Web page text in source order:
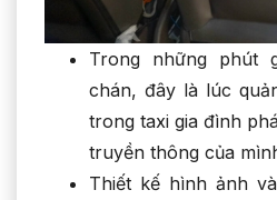
Trong những phút
chán, đây là lúc
trong taxi gia đình
truyền thông của
Thiết kế hình ảnh